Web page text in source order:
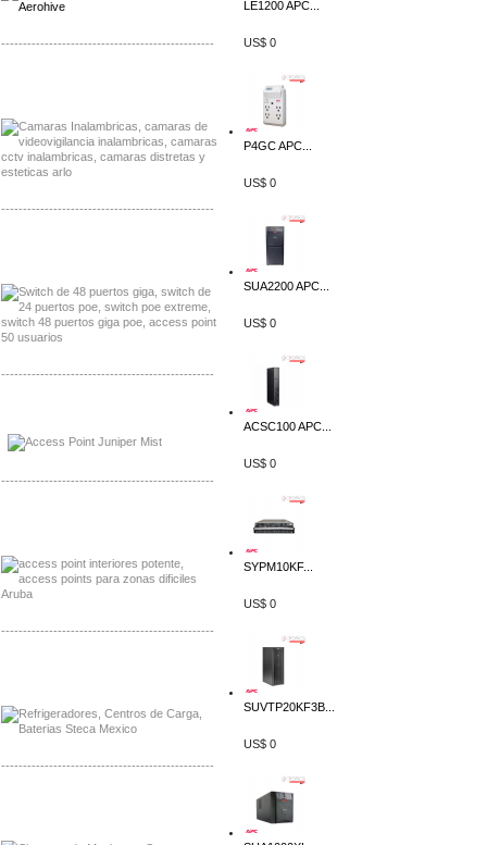
-------------------------------------------------
-------------------------------------------------
-------------------------------------------------
-------------------------------------------------
-------------------------------------------------
-------------------------------------------------
LE1200 APC...
US$ 0
P4GC APC...
US$ 0
SUA2200 APC...
US$ 0
ACSC100 APC...
US$ 0
SYPM10KF...
US$ 0
SUVTP20KF3B...
US$ 0